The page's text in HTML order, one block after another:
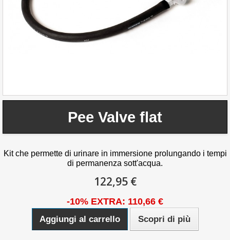
Pee Valve flat
Kit che permette di urinare in immersione prolungando i tempi
di permanenza sott'acqua.
122,95 €
-10% EXTRA: 110,66 €
Aggiungi al carrello Scopri di più